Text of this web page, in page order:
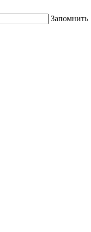
Запомнить